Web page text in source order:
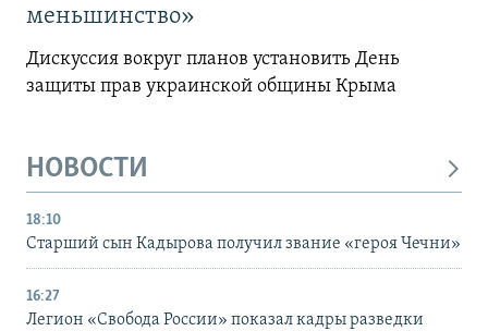
меньшинство»
Дискуссия вокруг планов установить День
защиты прав украинской общины Крыма
НОВОСТИ
18:10
Старший сын Кадырова получил звание «героя Чечни»
16:27
Легион «Свобода России» показал кадры разведки